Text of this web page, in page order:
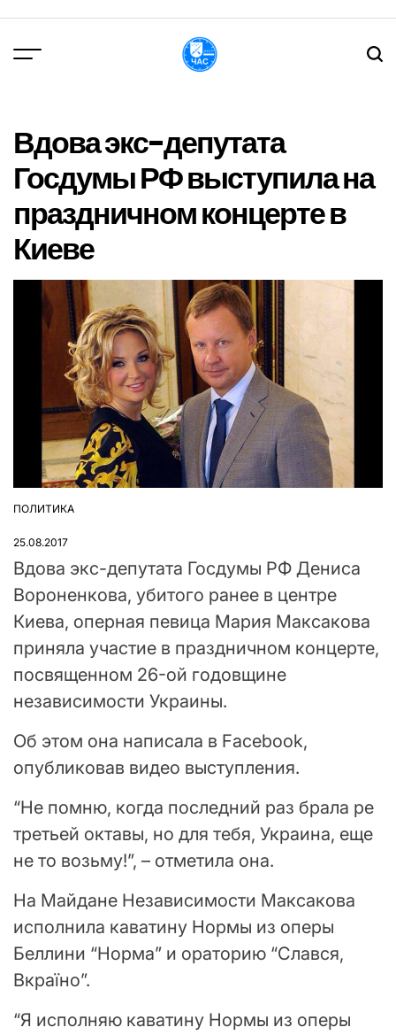
вмісту
Вдова экс-депутата
Госдумы РФ выступила на
праздничном концерте в
Киеве
ОПУБЛІКУВАТИ
ПОЛИТИКА
25.08.2017
Вдова экс-депутата Госдумы РФ Дениса
Вороненкова, убитого ранее в центре
Киева, оперная певица Мария Максакова
приняла участие в праздничном концерте,
посвященном 26-ой годовщине
независимости Украины.
Об этом она написала в Facebook,
опубликовав видео выступления.
“Не помню, когда последний раз брала ре
третьей октавы, но для тебя, Украина, еще
не то возьму!”, – отметила она.
На Майдане Независимости Максакова
исполнила каватину Нормы из оперы
Беллини “Норма” и ораторию “Слався,
Вкраїно”.
“Я исполняю каватину Нормы из оперы